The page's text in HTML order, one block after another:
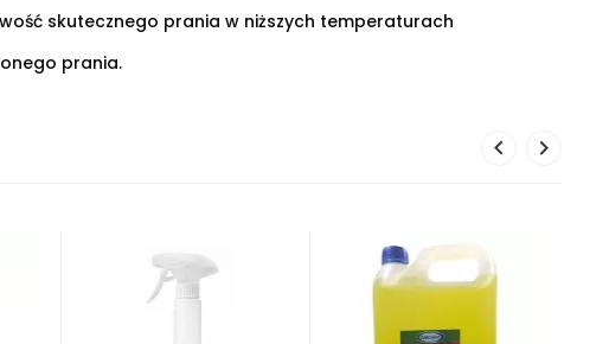
skutecznego prania w niższych temperaturach
prania.